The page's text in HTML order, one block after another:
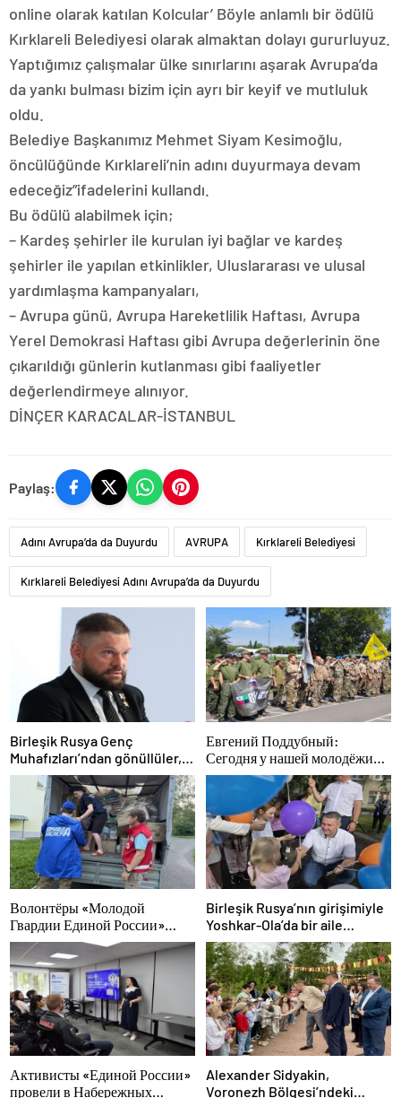
online olarak katılan Kolcular’ Böyle anlamlı bir ödülü
Kırklareli Belediyesi olarak almaktan dolayı gururluyuz.
Yaptığımız çalışmalar ülke sınırlarını aşarak Avrupa’da
da yankı bulması bizim için ayrı bir keyif ve mutluluk
oldu.
Belediye Başkanımız Mehmet Siyam Kesimoğlu,
öncülüğünde Kırklareli’nin adını duyurmaya devam
edeceğiz”ifadelerini kullandı.
Bu ödülü alabilmek için;
– Kardeş şehirler ile kurulan iyi bağlar ve kardeş
şehirler ile yapılan etkinlikler, Uluslararası ve ulusal
yardımlaşma kampanyaları,
– Avrupa günü, Avrupa Hareketlilik Haftası, Avrupa
Yerel Demokrasi Haftası gibi Avrupa değerlerinin öne
çıkarıldığı günlerin kutlanması gibi faaliyetler
değerlendirmeye alınıyor.
DİNÇER KARACALAR-İSTANBUL
Paylaş:
Adını Avrupa’da da Duyurdu AVRUPA Kırklareli Belediyesi
Kırklareli Belediyesi Adını Avrupa’da da Duyurdu
Birleşik Rusya Genç
Muhafızları’ndan gönüllüler,
Belgorod sakinlerine yangın
söndürücüler ve jeneratörler
konusunda yardımcı olacak
Евгений Поддубный:
Сегодня у нашей молодёжи
куётся характер победителей
Волонтёры «Молодой
Гвардии Единой России»
ликвидируют последствия
паводков на Урале и Дальнем
Востоке
Birleşik Rusya’nın girişimiyle
Yoshkar-Ola’da bir aile
festivali düzenlendi
Активисты «Единой России»
провели в Набережных
Alexander Sidyakin,
Voronezh Bölgesi’ndeki